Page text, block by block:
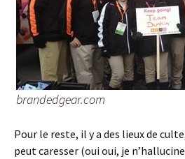
brandedgear.com
Pour le reste, il y a des lieux de
peut caresser (oui oui, je